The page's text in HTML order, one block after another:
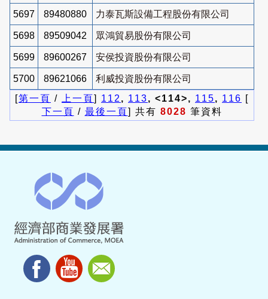
5697 89480880 力泰瓦斯設備工程股份有限公司
5698 89509042 眾鴻貿易股份有限公司
5699 89600267 安侯投資股份有限公司
5700 89621066
利威投資股份有限公司
[第一頁 / 上一頁] 112 , 113, <114>, 115, 116 [
下一頁 / 最後一頁] 共有 8028 筆資料